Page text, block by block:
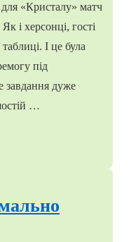
«Кристалу» матч
і херсонці, гості
І це була
під
завдання дуже
…